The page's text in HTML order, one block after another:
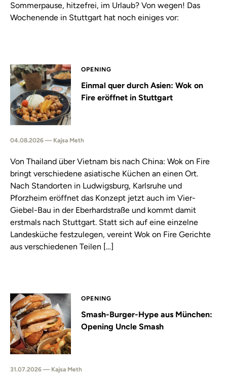
Sommerpause, hitzefrei, im Urlaub? Von wegen! Das
Wochenende in Stuttgart hat noch einiges vor:
OPENING
Einmal quer durch Asien: Wok on
Fire eröffnet in Stuttgart
04.08.2026 — Kajsa Meth
Von Thailand über Vietnam bis nach China: Wok on Fire
bringt verschiedene asiatische Küchen an einen Ort.
Nach Standorten in Ludwigsburg, Karlsruhe und
Pforzheim eröffnet das Konzept jetzt auch im Vier-
Giebel-Bau in der Eberhardstraße und kommt damit
erstmals nach Stuttgart. Statt sich auf eine einzelne
Landesküche festzulegen, vereint Wok on Fire Gerichte
aus verschiedenen Teilen […]
OPENING
Smash-Burger-Hype aus München:
Opening Uncle Smash
31.07.2026 — Kajsa Meth